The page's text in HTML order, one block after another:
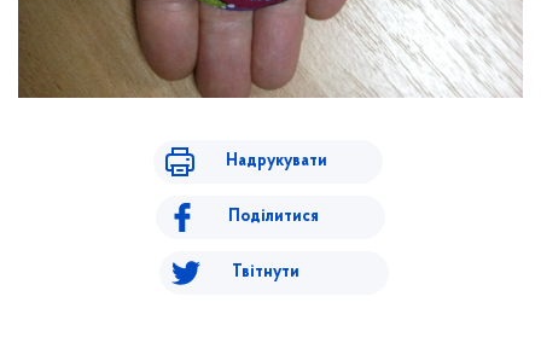
Надрукувати
Поділитися
Твітнути